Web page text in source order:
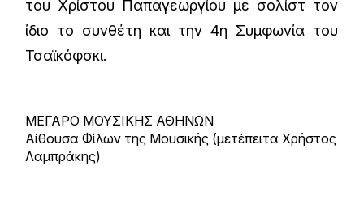
του Χρίστου Παπαγεωργίου με σολίστ τον
ίδιο το συνθέτη και την 4η Συμφωνία του
Τσαϊκόφσκι.
ΜΕΓΑΡΟ ΜΟΥΣΙΚΗΣ ΑΘΗΝΩΝ
Αίθουσα Φίλων της Μουσικής (μετέπειτα Χρήστος
Λαμπράκης)